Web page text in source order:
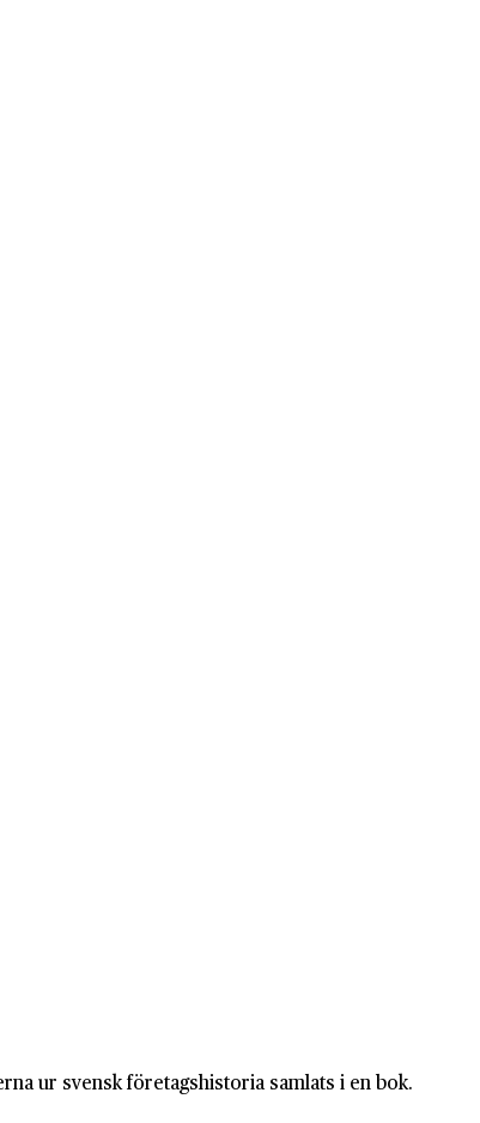
ur svensk företagshistoria samlats i en bok.